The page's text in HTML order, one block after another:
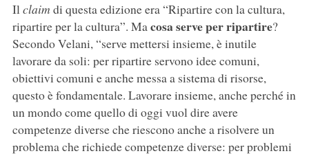
Ilclaim di questa edizione era “Ripartire con la cultura,
ripartire per la cultura”. Macosa serve per ripartire?
Secondo Velani, “serve mettersi insieme, è inutile
lavorare da soli: per ripartire servono idee comuni,
obiettivi comuni e anche messa a sistema di risorse,
questo è fondamentale. Lavorare insieme, anche perché in
un mondo come quello di oggi vuol dire avere
competenze diverse che riescono anche a risolvere un
problema che richiede competenze diverse: per problemi